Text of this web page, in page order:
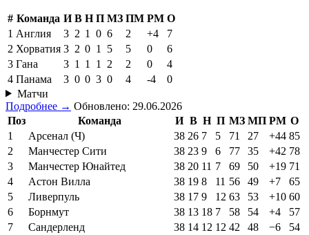
# Команда И В Н П МЗ ПМ РМ О
1 Англия 3 2 1 0 6 2 +4
7
2 Хорватия 3 2 0 1 5 5 0
6
3 Гана 3 1 1 1 2 2 0
4
4 Панама 3 0 0 3 0 4 -4
0
Матчи
Подробнее → Обновлено: 29.06.2026
Поз
Команда И В Н П МЗ МП РМ О
1
Арсенал (Ч) 38 26 7 5 71 27 +44 85
2
Манчестер Сити 38 23 9 6 77 35 +42 78
3
Манчестер Юнайтед 38 20 11 7 69 50 +19 71
4
Астон Вилла 38 19 8 11 56 49 +7
65
5
Ливерпуль 38 17 9 12 63 53 +10 60
6
Борнмут 38 13 18 7 58 54 +4
57
7
Сандерленд 38 14 12 12 42 48 −6
54